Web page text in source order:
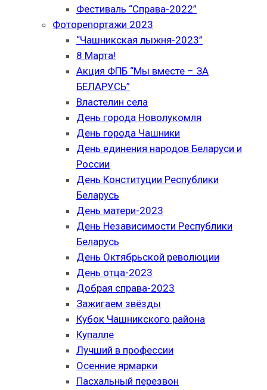
Фестиваль “Справа-2022”
Фоторепортажи 2023
“Чашникская лыжня-2023”
8 Марта!
Акция ФПБ “Мы вместе – ЗА
БЕЛАРУСЬ”
Властелин села
День города Новолукомля
День города Чашники
День единения народов Беларуси и
России
День Конституции Республики
Беларусь
День матери-2023
День Независимости Республики
Беларусь
День Октябрьской революции
День отца-2023
Добрая справа-2023
Зажигаем звёзды
Кубок Чашникского района
Купалле
Лучший в профессии
Осенние ярмарки
Пасхальный перезвон